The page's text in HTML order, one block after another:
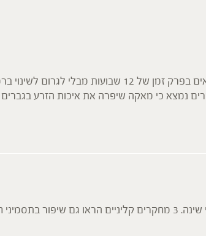
במחקר קליני נמצא כי נטילת מאקה תרמה לשיפור איכות הזרע (ריכוז ותנועתיות) בגברים
במחקר נוסף בגברים בגילאי 20-44 , בלקיחת מאקה למשך 4 חודשים. בסקירת 5 מחקרים נמצא כי מאקה